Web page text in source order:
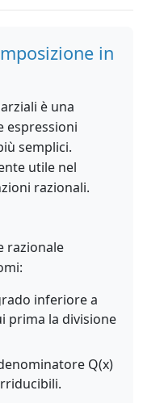
in
è una
espressioni
semplici.
utile nel
razionali.
razionale
inferiore a
prima la divisione
Q(x)